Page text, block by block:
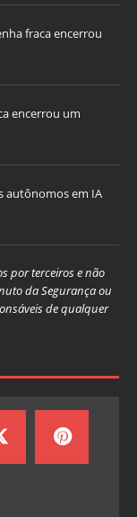
fraca encerrou
encerrou um
autônomos em IA
por terceiros e não
da Segurança ou
de qualquer